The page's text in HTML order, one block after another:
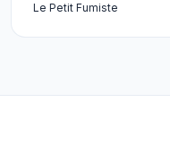
Le Petit Fumiste